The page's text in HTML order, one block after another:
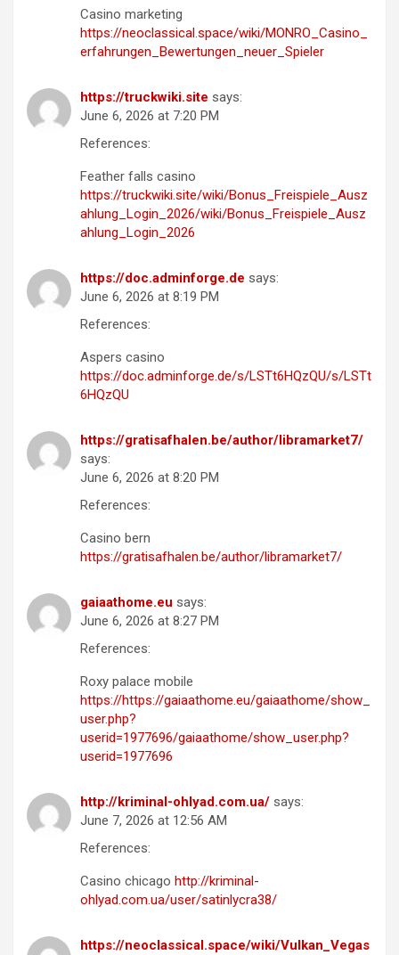
Casino marketing
https://neoclassical.space/wiki/MONRO_Casino_
erfahrungen_Bewertungen_neuer_Spieler
https://truckwiki.site says:
June 6, 2026 at 7:20 PM
References:
Feather falls casino
https://truckwiki.site/wiki/Bonus_Freispiele_Ausz
ahlung_Login_2026/wiki/Bonus_Freispiele_Ausz
ahlung_Login_2026
https://doc.adminforge.de says:
June 6, 2026 at 8:19 PM
References:
Aspers casino
https://doc.adminforge.de/s/LSTt6HQzQU/s/LSTt
6HQzQU
https://gratisafhalen.be/author/libramarket7/
says:
June 6, 2026 at 8:20 PM
References:
Casino bern
https://gratisafhalen.be/author/libramarket7/
gaiaathome.eu says:
June 6, 2026 at 8:27 PM
References:
Roxy palace mobile
https://https://gaiaathome.eu/gaiaathome/show_
user.php?
userid=1977696/gaiaathome/show_user.php?
userid=1977696
http://kriminal-ohlyad.com.ua/ says:
June 7, 2026 at 12:56 AM
References:
Casino chicago http://kriminal-
ohlyad.com.ua/user/satinlycra38/
https://neoclassical.space/wiki/Vulkan_Vegas